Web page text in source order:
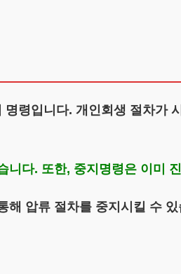
령입니다. 개인회생 절차
다. 또한, 중지명령은 이미
압류 절차를 중지시킬 수